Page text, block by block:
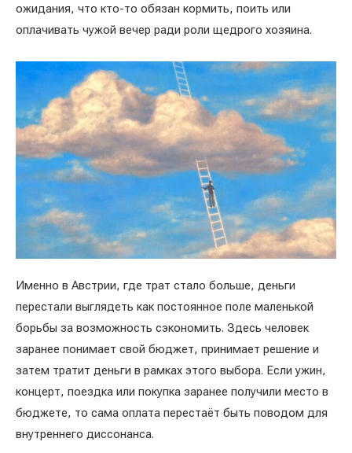
ожидания, что кто-то обязан кормить, поить или
оплачивать чужой вечер ради роли щедрого хозяина.
Именно в Австрии, где трат стало больше, деньги
перестали выглядеть как постоянное поле маленькой
борьбы за возможность сэкономить. Здесь человек
заранее понимает свой бюджет, принимает решение и
затем тратит деньги в рамках этого выбора. Если ужин,
концерт, поездка или покупка заранее получили место в
бюджете, то сама оплата перестаёт быть поводом для
внутреннего диссонанса.